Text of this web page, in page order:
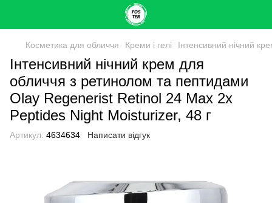
Косметика для обличчя Креми і гелі Інтенсивний нічний
Інтенсивний нічний крем для
обличчя з ретинолом та пептидами
Olay Regenerist Retinol 24 Max 2x
Peptides Night Moisturizer, 48 г
Артикул: 4634634 Написати відгук